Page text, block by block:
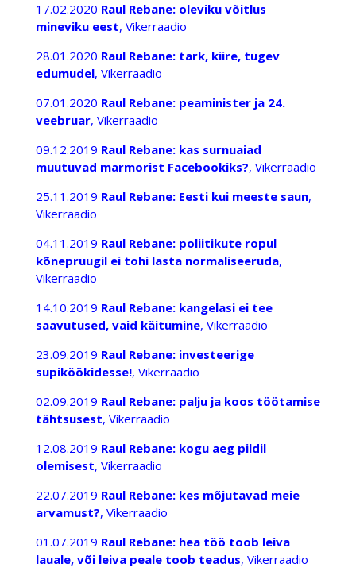
17.02.2020 Raul Rebane: oleviku võitlus
mineviku eest, Vikerraadio
28.01.2020 Raul Rebane: tark, kiire, tugev
edumudel, Vikerraadio
07.01.2020 Raul Rebane: peaminister ja 24.
veebruar, Vikerraadio
09.12.2019 Raul Rebane: kas surnuaiad
muutuvad marmorist Facebookiks?, Vikerraadio
25.11.2019 Raul Rebane: Eesti kui meeste saun,
Vikerraadio
04.11.2019 Raul Rebane: poliitikute ropul
kõnepruugil ei tohi lasta normaliseeruda,
Vikerraadio
14.10.2019 Raul Rebane: kangelasi ei tee
saavutused, vaid käitumine, Vikerraadio
23.09.2019 Raul Rebane: investeerige
supiköökidesse!, Vikerraadio
02.09.2019 Raul Rebane: palju ja koos töötamise
tähtsusest, Vikerraadio
12.08.2019 Raul Rebane: kogu aeg pildil
olemisest, Vikerraadio
22.07.2019 Raul Rebane: kes mõjutavad meie
arvamust?, Vikerraadio
01.07.2019 Raul Rebane: hea töö toob leiva
lauale, või leiva peale toob teadus, Vikerraadio